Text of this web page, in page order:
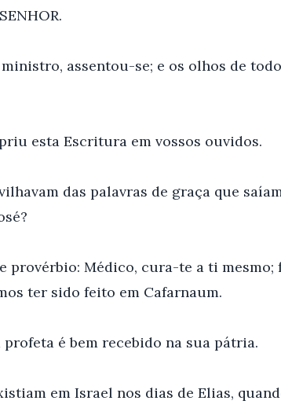
assentou-se; e os olhos de
esta Escritura em vossos ouvidos.
das palavras de graça que
provérbio: Médico, cura-te a ti mesmo;
ter sido feito em Cafarnaum.
é bem recebido na sua pátria.
em Israel nos dias de Elias,